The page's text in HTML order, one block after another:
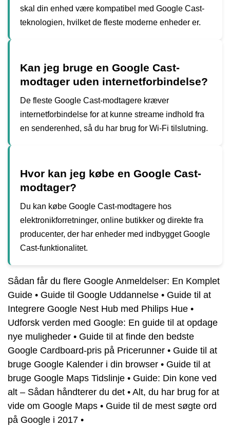
skal din enhed være kompatibel med Google Cast-
teknologien, hvilket de fleste moderne enheder er.
Kan jeg bruge en Google Cast-
modtager uden internetforbindelse?
De fleste Google Cast-modtagere kræver
internetforbindelse for at kunne streame indhold fra
en senderenhed, så du har brug for Wi-Fi tilslutning.
Hvor kan jeg købe en Google Cast-
modtager?
Du kan købe Google Cast-modtagere hos
elektronikforretninger, online butikker og direkte fra
producenter, der har enheder med indbygget Google
Cast-funktionalitet.
Sådan får du flere Google Anmeldelser: En Komplet
Guide • Guide til Google Uddannelse • Guide til at
Integrere Google Nest Hub med Philips Hue •
Udforsk verden med Google: En guide til at opdage
nye muligheder • Guide til at finde den bedste
Google Cardboard-pris på Pricerunner • Guide til at
bruge Google Kalender i din browser • Guide til at
bruge Google Maps Tidslinje • Guide: Din kone ved
alt – Sådan håndterer du det • Alt, du har brug for at
vide om Google Maps • Guide til de mest søgte ord
på Google i 2017 •